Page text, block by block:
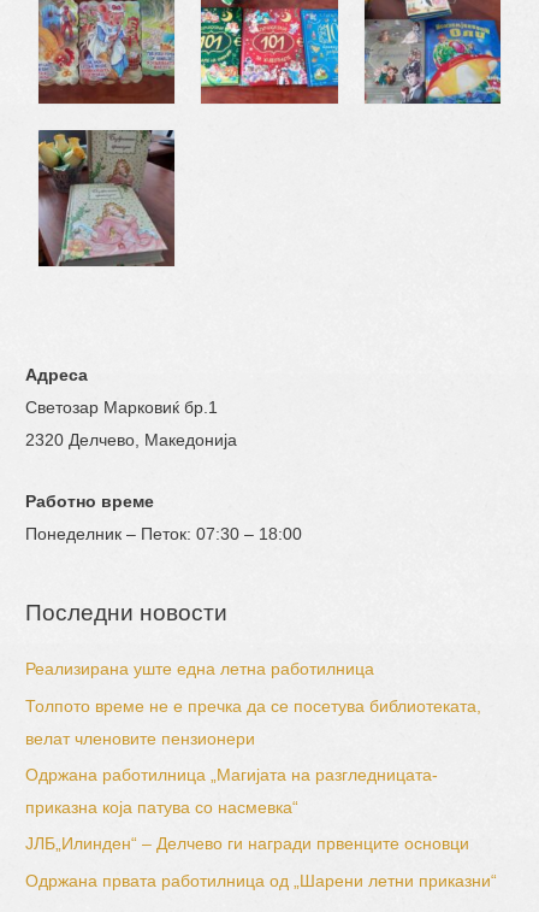
Адреса
Светозар Марковиќ бр.1
2320 Делчево, Македонија
Работно време
Понеделник – Петок: 07:30 – 18:00
Последни новости
Реализирана уште една летна работилница
Толпото време не е пречка да се посетува библиотеката,
велат членовите пензионери
Одржана работилница „Магијата на разгледницата-
приказна која патува со насмевка“
ЈЛБ„Илинден“ – Делчево ги награди првенците основци
Одржана првата работилница од „Шарени летни приказни“